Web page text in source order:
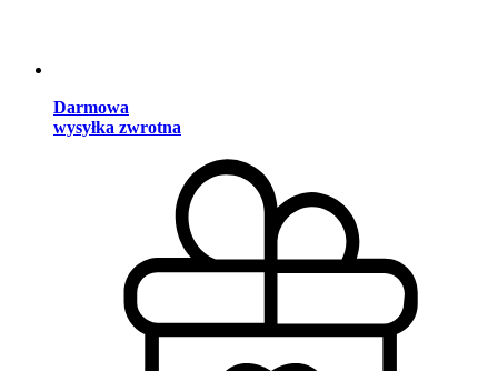
Darmowa
wysyłka zwrotna